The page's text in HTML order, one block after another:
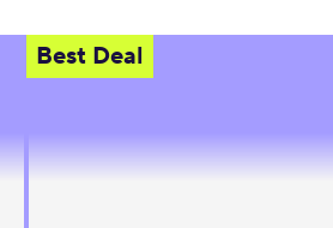
Best Deal